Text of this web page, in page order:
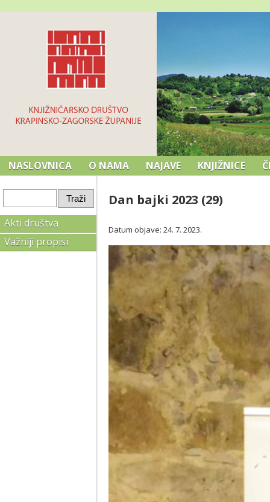
NASLOVNICA O NAMA NAJAVE KNJIŽNICE
Akti društva
Važniji propisi
Dan bajki 2023 (29)
Datum objave: 24. 7. 2023.